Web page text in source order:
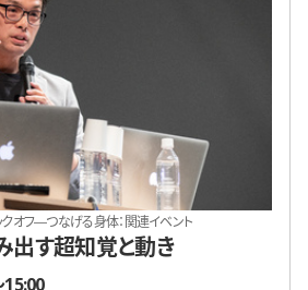
オフ―つなげる身体：関連イベント
出す超知覚と動き
15:00